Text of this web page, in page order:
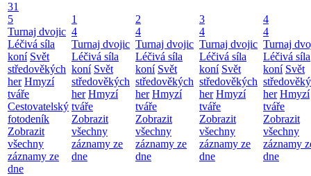
31
5
Turnaj dvojic
Léčivá síla
koní Svět
středověkých
her Hmyzí
tváře
Cestovatelský
fotodeník
Zobrazit
všechny
záznamy ze
dne
1
4
Turnaj dvojic
Léčivá síla
koní Svět
středověkých
her Hmyzí
tváře
Zobrazit
všechny
záznamy ze
dne
2
4
Turnaj dvojic
Léčivá síla
koní Svět
středověkých
her Hmyzí
tváře
Zobrazit
všechny
záznamy ze
dne
3
4
Turnaj dvojic
Léčivá síla
koní Svět
středověkých
her Hmyzí
tváře
Zobrazit
všechny
záznamy ze
dne
4
4
Turnaj
Léčivá síla
koní Svět
her Hmyzí
tváře
Zobrazit
všechny
záznamy
dne